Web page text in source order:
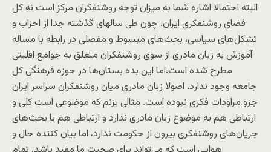
البته احتمالا اشاره شما به میزان توجه روشنفکران مرکز است نه کل
فضای روشنفکری ایران. چون طی سالهای گذشته جدا از احزاب و
تشکل‌های سیاسی، بحث‌های مبسوط و مفصلی در رابطه با مساله
آموزش به زبان مادری از سوی روشنفکران متعلق به جوامع اقلیتی
مطرح شده است.اما این بده بستان‌ها در حوزه فرهنگی کل
جامعه وجود ندارد. اصولا زبان مادری میان روشنفکران سراسر ایران
جزو مراودات فکری نبوده است. مثالی بزنم که موضوعی است کلی و
ارتباطی هم به موضوع زبان مادری ندارد و ارتباطی هم با بحث‌های
جریان‌های روشنفکری بیرون از حکومت ندارد، اما بیان کننده حال و